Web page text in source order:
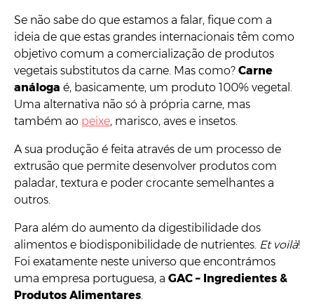
Se não sabe do que estamos a falar, fique com a
ideia de que estas grandes internacionais têm como
objetivo comum a comercialização de produtos
vegetais substitutos da carne. Mas como? Carne
análoga é, basicamente, um produto 100% vegetal.
Uma alternativa não só à própria carne, mas
também ao peixe, marisco, aves e insetos.
A sua produção é feita através de um processo de
extrusão que permite desenvolver produtos com
paladar, textura e poder crocante semelhantes a
outros.
Para além do aumento da digestibilidade dos
alimentos e biodisponibilidade de nutrientes. Et voilà!
Foi exatamente neste universo que encontrámos
uma empresa portuguesa, a GAC – Ingredientes &
Produtos Alimentares.